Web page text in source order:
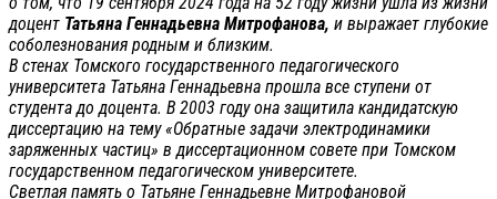
доцент Татьяна Геннадьевна Митрофанова, и выражает глубокие
соболезнования родным и близким.
В стенах Томского государственного педагогического
университета Татьяна Геннадьевна прошла все ступени от
студента до доцента. В 2003 году она защитила кандидатскую
диссертацию на тему «Обратные задачи электродинамики
заряженных частиц» в диссертационном совете при Томском
государственном педагогическом университете.
Светлая память о Татьяне Геннадьевне Митрофановой